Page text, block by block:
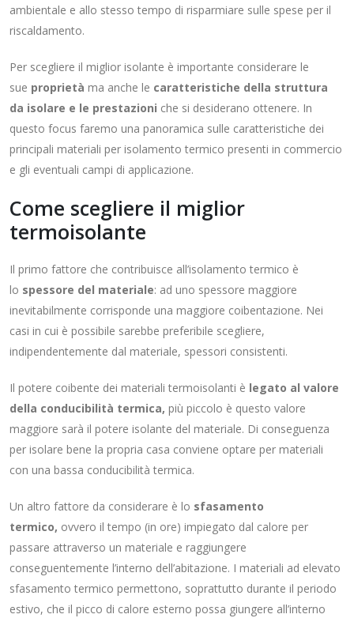
ambientale e allo stesso tempo di risparmiare sulle spese per il
riscaldamento.
Per scegliere il miglior isolante è importante considerare le
sue proprietà ma anche le caratteristiche della struttura
da isolare e le prestazioni che si desiderano ottenere. In
questo focus faremo una panoramica sulle caratteristiche dei
principali materiali per isolamento termico presenti in commercio
e gli eventuali campi di applicazione.
Come scegliere il miglior
termoisolante
Il primo fattore che contribuisce all’isolamento termico è
lo spessore del materiale: ad uno spessore maggiore
inevitabilmente corrisponde una maggiore coibentazione. Nei
casi in cui è possibile sarebbe preferibile scegliere,
indipendentemente dal materiale, spessori consistenti.
Il potere coibente dei materiali termoisolanti è legato al valore
della conducibilità termica, più piccolo è questo valore
maggiore sarà il potere isolante del materiale. Di conseguenza
per isolare bene la propria casa conviene optare per materiali
con una bassa conducibilità termica.
Un altro fattore da considerare è lo sfasamento
termico, ovvero il tempo (in ore) impiegato dal calore per
passare attraverso un materiale e raggiungere
conseguentemente l’interno dell’abitazione. I materiali ad elevato
sfasamento termico permettono, soprattutto durante il periodo
estivo, che il picco di calore esterno possa giungere all’interno